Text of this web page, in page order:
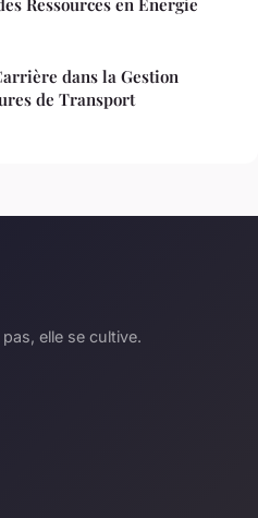
Ressources en Énergie
dans la Gestion
de Transport
elle se cultive.